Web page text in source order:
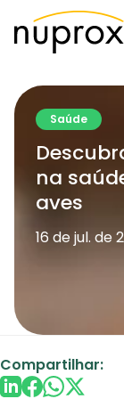
Saúde
na
aves
16 de jul. de
Compartilhar: